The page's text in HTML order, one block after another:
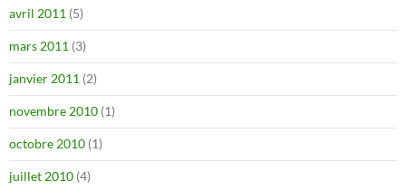
avril 2011 (5)
mars 2011 (3)
janvier 2011 (2)
novembre 2010 (1)
octobre 2010 (1)
juillet 2010 (4)